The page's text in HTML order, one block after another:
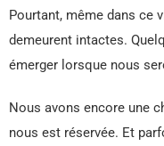
Pourtant, même dans ce
demeurent intactes.
émerger lorsque nous
Nous avons encore une
nous est réservée. Et